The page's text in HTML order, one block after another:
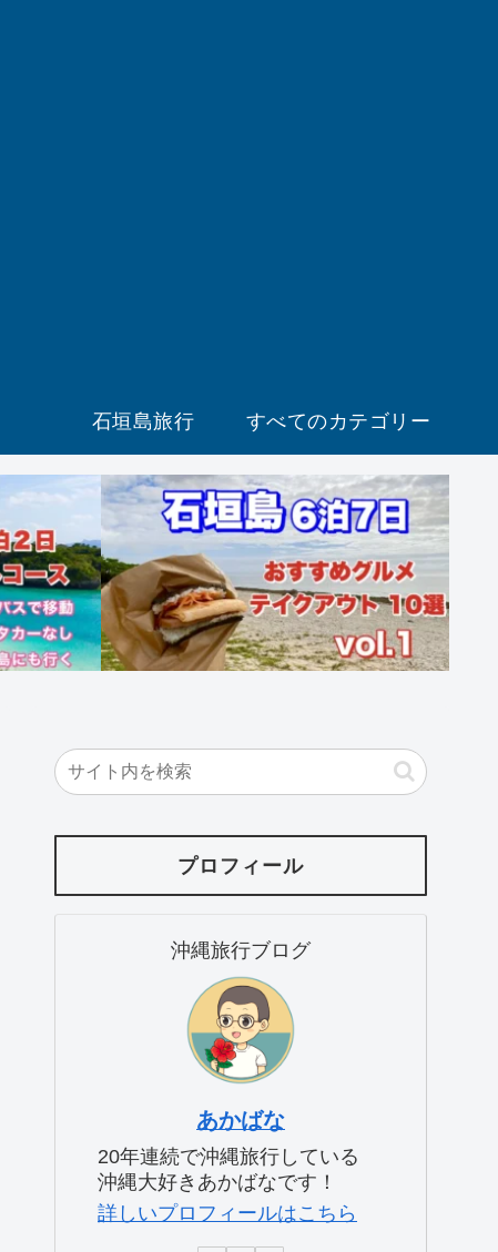
石垣島旅行 すべてのカテゴリー
プロフィール
沖縄旅行ブログ
あかばな
20年連続で沖縄旅行している
沖縄大好きあかばなです！
詳しいプロフィールはこちら